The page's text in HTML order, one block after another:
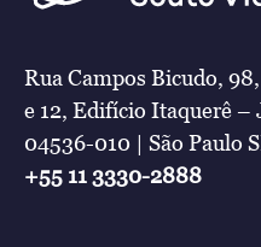
Rua Campos Bicudo, 98,
e 12, Edifício Itaquerê –
04536-010 | São Paulo
+55 11 3330-2888